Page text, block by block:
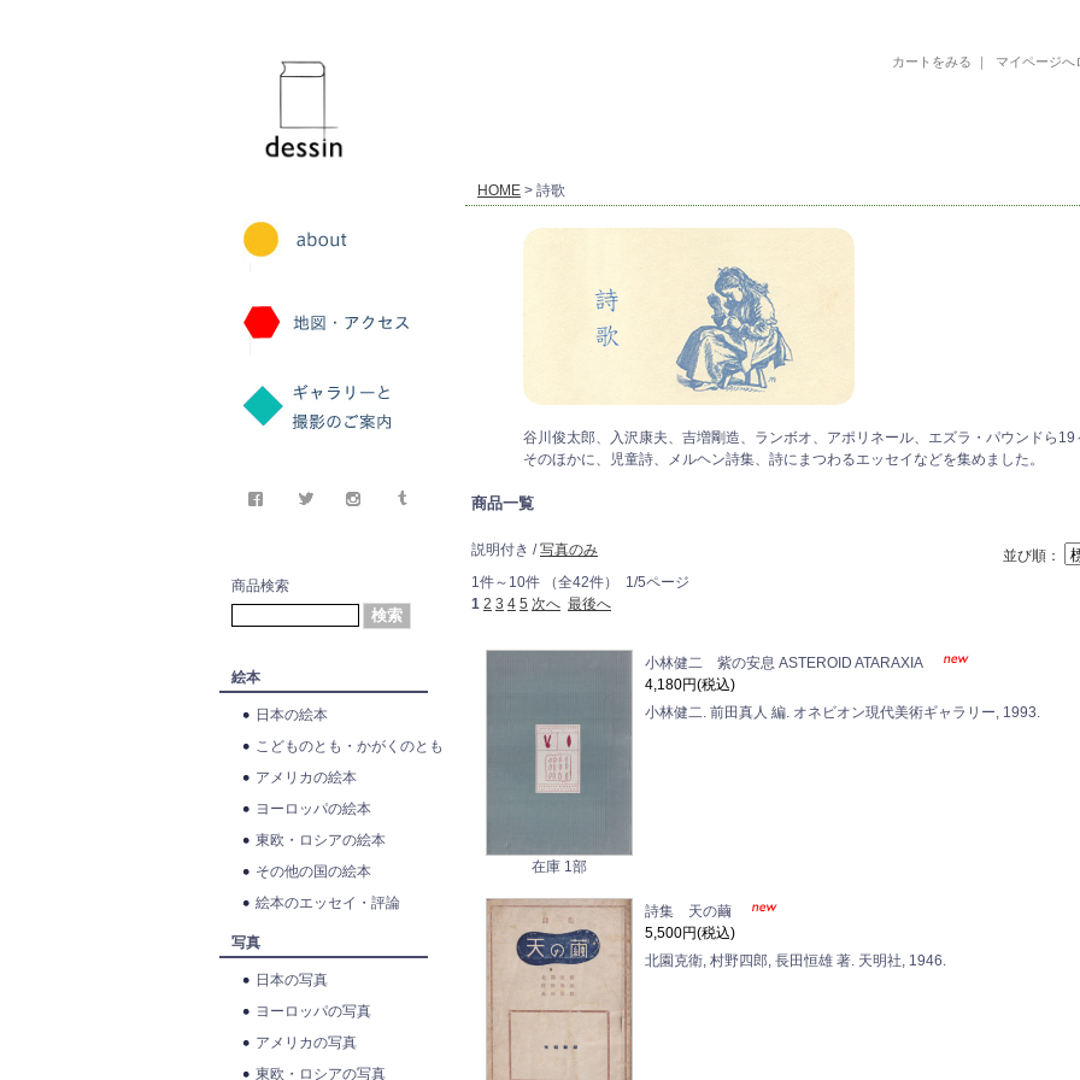
カートをみる ｜ マイページへ
商品検索
絵本
日本の絵本
こどものとも・かがくのとも
アメリカの絵本
ヨーロッパの絵本
東欧・ロシアの絵本
その他の国の絵本
絵本のエッセイ・評論
写真
日本の写真
ヨーロッパの写真
アメリカの写真
東欧・ロシアの写真
HOME > 詩歌
谷川俊太郎、入沢康夫、吉増剛造、ランボオ、アポリネール、エズラ・パウンドら
そのほかに、児童詩、メルヘン詩集、詩にまつわるエッセイなどを集めました。
商品一覧
並び順：
説明付き /写真のみ
1件～10件 （全42件） 1/5ページ
1 2 3 4 5 次へ 最後へ
在庫 1部
小林健二 紫の安息 ASTEROID ATARAXIA
4,180円(税込)
小林健二. 前田真人 編. オネビオン現代美術ギャラリー, 1993.
詩集 天の繭
5,500円(税込)
北園克衛, 村野四郎, 長田恒雄 著. 天明社, 1946.